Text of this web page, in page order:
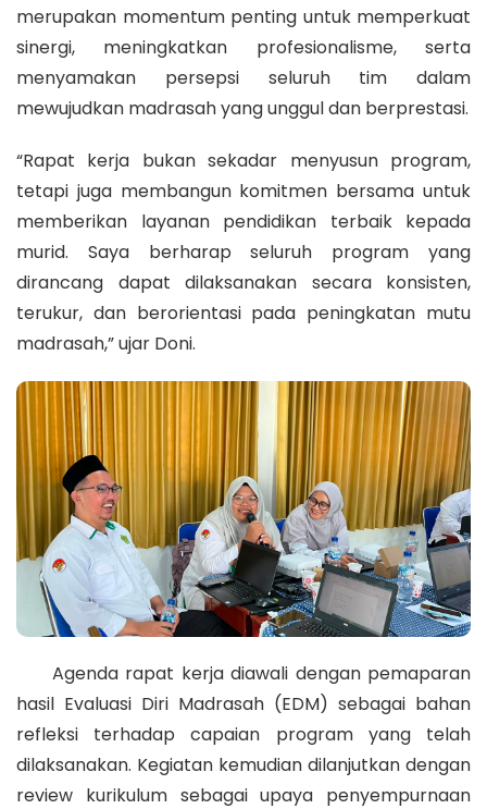
merupakan momentum penting untuk memperkuat
sinergi, meningkatkan profesionalisme, serta
menyamakan persepsi seluruh tim dalam
mewujudkan madrasah yang unggul dan berprestasi.
“Rapat kerja bukan sekadar menyusun program,
tetapi juga membangun komitmen bersama untuk
memberikan layanan pendidikan terbaik kepada
murid. Saya berharap seluruh program yang
dirancang dapat dilaksanakan secara konsisten,
terukur, dan berorientasi pada peningkatan mutu
madrasah,” ujar Doni.
Agenda rapat kerja diawali dengan pemaparan
hasil Evaluasi Diri Madrasah (EDM) sebagai bahan
refleksi terhadap capaian program yang telah
dilaksanakan. Kegiatan kemudian dilanjutkan dengan
review kurikulum sebagai upaya penyempurnaan